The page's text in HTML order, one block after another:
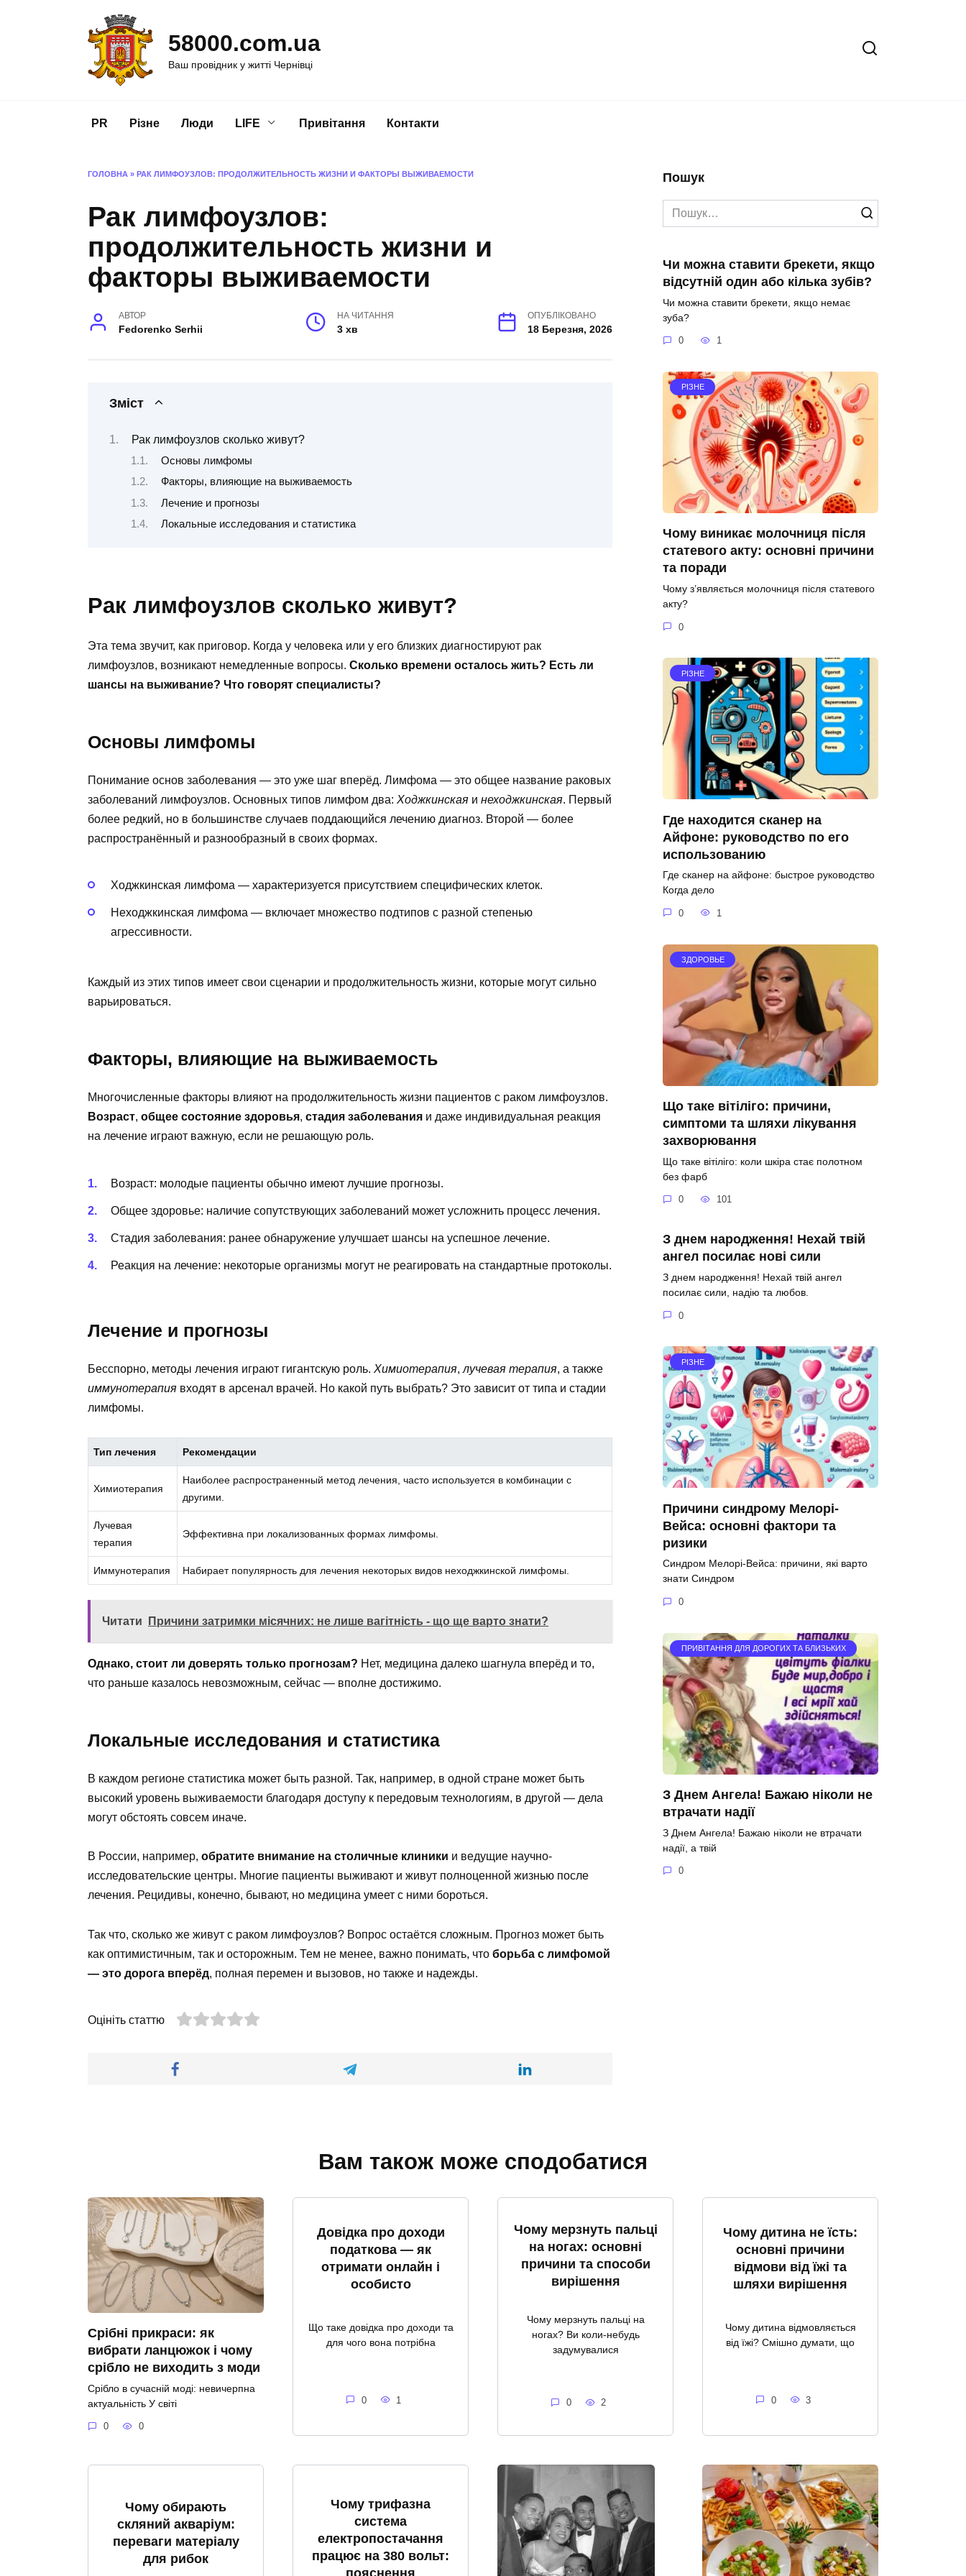
58000.com.ua
Ваш провідник у житті Чернівці
PR Різне Люди LIFE Привітання Контакти
ГОЛОВНА » РАК ЛИМФОУЗЛОВ: ПРОДОЛЖИТЕЛЬНОСТЬ ЖИЗНИ И ФАКТОРЫ ВЫЖИВАЕМОСТИ
Рак лимфоузлов:
продолжительность жизни и
факторы выживаемости
АВТОР
Fedorenko Serhii
НА ЧИТАННЯ
3 хв
ОПУБЛІКОВАНО
18 Березня, 2026
Зміст
Рак лимфоузлов сколько живут?
Основы лимфомы
Факторы, влияющие на выживаемость
Лечение и прогнозы
Локальные исследования и статистика
Рак лимфоузлов сколько живут?
Эта тема звучит, как приговор. Когда у человека или у его близких диагностируют рак
лимфоузлов, возникают немедленные вопросы. Сколько времени осталось жить? Есть ли
шансы на выживание? Что говорят специалисты?
Основы лимфомы
Понимание основ заболевания — это уже шаг вперёд. Лимфома — это общее название раковых
заболеваний лимфоузлов. Основных типов лимфом два: Ходжкинская и неходжкинская. Первый
более редкий, но в большинстве случаев поддающийся лечению диагноз. Второй — более
распространённый и разнообразный в своих формах.
Ходжкинская лимфома — характеризуется присутствием специфических клеток.
Неходжкинская лимфома — включает множество подтипов с разной степенью
агрессивности.
Каждый из этих типов имеет свои сценарии и продолжительность жизни, которые могут сильно
варьироваться.
Факторы, влияющие на выживаемость
Многочисленные факторы влияют на продолжительность жизни пациентов с раком лимфоузлов.
Возраст, общее состояние здоровья, стадия заболевания и даже индивидуальная реакция
на лечение играют важную, если не решающую роль.
Возраст: молодые пациенты обычно имеют лучшие прогнозы.
Общее здоровье: наличие сопутствующих заболеваний может усложнить процесс лечения.
Стадия заболевания: ранее обнаружение улучшает шансы на успешное лечение.
Реакция на лечение: некоторые организмы могут не реагировать на стандартные протоколы.
Лечение и прогнозы
Бесспорно, методы лечения играют гигантскую роль. Химиотерапия,лучевая терапия, а также
иммунотерапия входят в арсенал врачей. Но какой путь выбрать? Это зависит от типа и стадии
лимфомы.
Тип лечения Рекомендации
Химиотерапия
Наиболее распространенный метод лечения, часто используется в комбинации с
другими.
Лучевая
терапия
Эффективна при локализованных формах лимфомы.
Иммунотерапия Набирает популярность для лечения некоторых видов неходжкинской лимфомы.
Читати Причини затримки місячних: не лише вагітність - що ще варто знати?
Однако, стоит ли доверять только прогнозам? Нет, медицина далеко шагнула вперёд и то,
что раньше казалось невозможным, сейчас — вполне достижимо.
Локальные исследования и статистика
В каждом регионе статистика может быть разной. Так, например, в одной стране может быть
высокий уровень выживаемости благодаря доступу к передовым технологиям, в другой — дела
могут обстоять совсем иначе.
В России, например, обратите внимание на столичные клиники и ведущие научно-
исследовательские центры. Многие пациенты выживают и живут полноценной жизнью после
лечения. Рецидивы, конечно, бывают, но медицина умеет с ними бороться.
Так что, сколько же живут с раком лимфоузлов? Вопрос остаётся сложным. Прогноз может быть
как оптимистичным, так и осторожным. Тем не менее, важно понимать, что борьба с лимфомой
— это дорога вперёд, полная перемен и вызовов, но также и надежды.
Оцініть статтю
Пошук
Search
for:
Чи можна ставити брекети, якщо
відсутній один або кілька зубів?
Чи можна ставити брекети, якщо немає
зуба?
0 1
РІЗНЕ
Чому виникає молочниця після
статевого акту: основні причини
та поради
Чому з’являється молочниця після статевого
акту?
0
РІЗНЕ
Где находится сканер на
Айфоне: руководство по его
использованию
Где сканер на айфоне: быстрое руководство
Когда дело
0 1
ЗДОРОВЬЕ
Що таке вітіліго: причини,
симптоми та шляхи лікування
захворювання
Що таке вітіліго: коли шкіра стає полотном
без фарб
0 101
З днем народження! Нехай твій
ангел посилає нові сили
З днем народження! Нехай твій ангел
посилає сили, надію та любов.
0
РІЗНЕ
Причини синдрому Мелорі-
Вейса: основні фактори та
ризики
Синдром Мелорі-Вейса: причини, які варто
знати Синдром
0
ПРИВІТАННЯ ДЛЯ ДОРОГИХ ТА БЛИЗЬКИХ
З Днем Ангела! Бажаю ніколи не
втрачати надії
З Днем Ангела! Бажаю ніколи не втрачати
надії, а твій
0
Вам також може сподобатися
Срібні прикраси: як
вибрати ланцюжок і чому
срібло не виходить з моди
Срібло в сучасній моді: невичерпна
актуальність У світі
0 0
Довідка про доходи
податкова — як
отримати онлайн і
особисто
Що таке довідка про доходи та
для чого вона потрібна
0 1
Чому мерзнуть пальці
на ногах: основні
причини та способи
вирішення
Чому мерзнуть пальці на
ногах? Ви коли-небудь
задумувалися
0 2
Чому дитина не їсть:
основні причини
відмови від їжі та
шляхи вирішення
Чому дитина відмовляється
від їжі? Смішно думати, що
0 3
Чому обирають
скляний акваріум:
переваги матеріалу
для рибок
Чому трифазна
система
електропостачання
працює на 380 вольт:
пояснення